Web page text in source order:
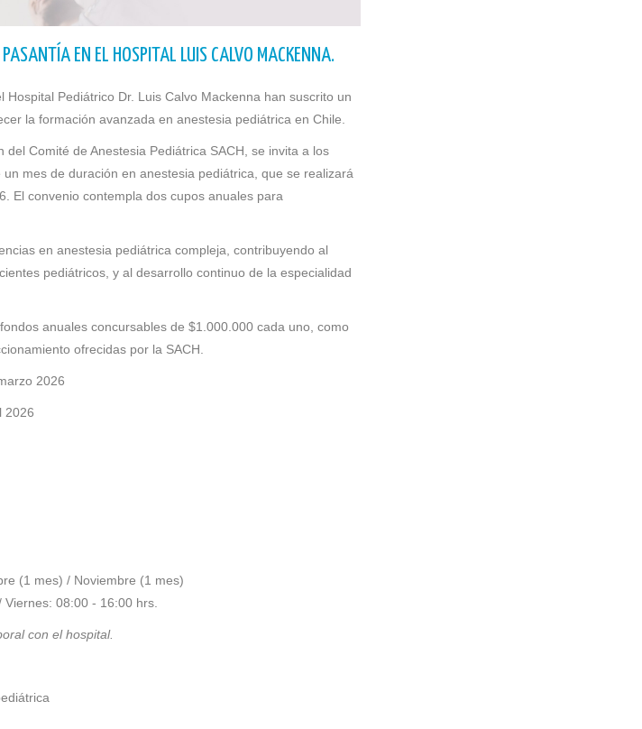
EN EL HOSPITAL LUIS CALVO MACKENNA.
Pediátrico Dr. Luis Calvo Mackenna han suscrito un
la formación avanzada en anestesia pediátrica en Chile.
Comité de Anestesia Pediátrica SACH, se invita a los
mes de duración en anestesia pediátrica, que se realizará
El convenio contempla dos cupos anuales para
en anestesia pediátrica compleja, contribuyendo al
pediátricos, y al desarrollo continuo de la especialidad
anuales concursables de $1.000.000 cada uno, como
ofrecidas por la SACH.
2026
2026
(1 mes) / Noviembre (1 mes)
08:00 - 16:00 hrs.
con el hospital.